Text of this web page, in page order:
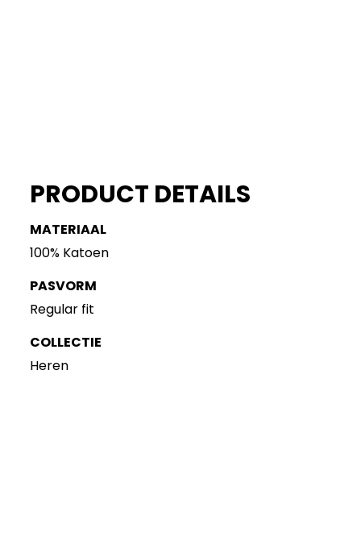
PRODUCT DETAILS
MATERIAAL
100% Katoen
PASVORM
Regular fit
COLLECTIE
Heren